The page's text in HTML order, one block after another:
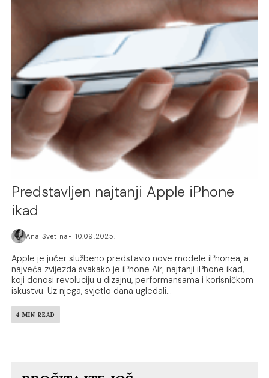
Predstavljen najtanji Apple iPhone
ikad
Ana Svetina 10.09.2025.
Apple je jučer službeno predstavio nove modele iPhonea, a
najveća zvijezda svakako je iPhone Air; najtanji iPhone ikad,
koji donosi revoluciju u dizajnu, performansama i korisničkom
iskustvu. Uz njega, svjetlo dana ugledali...
4 MIN READ